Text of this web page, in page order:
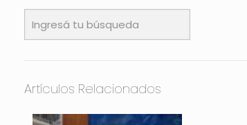
Artículos Relacionados